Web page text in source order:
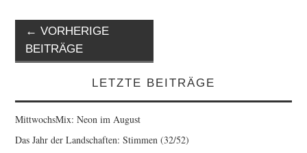
Artikel-
Navigation
← VORHERIGE
BEITRÄGE
LETZTE BEITRÄGE
MittwochsMix: Neon im August
Das Jahr der Landschaften: Stimmen (32/52)